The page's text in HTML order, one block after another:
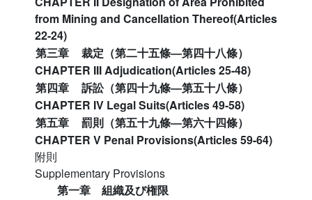
from Mining and Cancellation Thereof(Articles
22-24)
第三章
裁定（第二十五條―第四十八條）
CHAPTER III Adjudication(Articles 25-48)
第四章
訴訟（第四十九條―第五十八條）
CHAPTER IV Legal Suits(Articles 49-58)
第五章
罰則（第五十九條―第六十四條）
CHAPTER V Penal Provisions(Articles 59-64)
附則
Supplementary Provisions
第一章 組織及び権限